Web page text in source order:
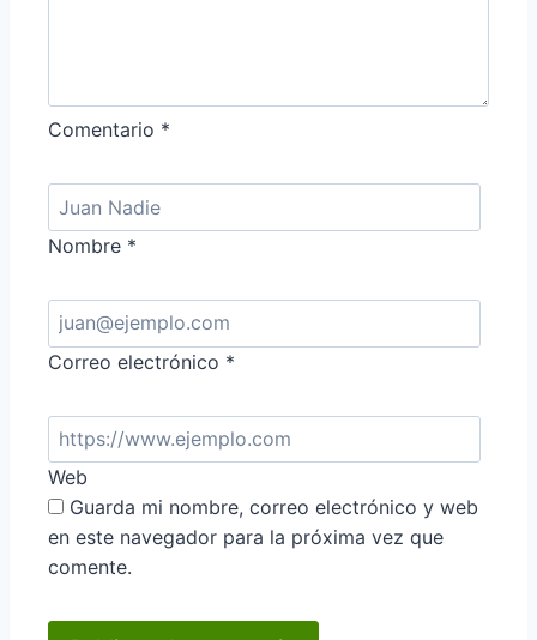
Comentario *
Nombre *
Correo electrónico *
Web
Guarda mi nombre, correo electrónico y web
en este navegador para la próxima vez que
comente.